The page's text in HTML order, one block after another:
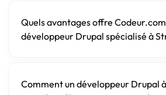
Quels avantages offre
développeur Drupal spécialisé à
Comment un développeur Drupal